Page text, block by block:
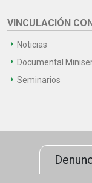
VINCULACIÓN
Noticias
Documental
Seminarios